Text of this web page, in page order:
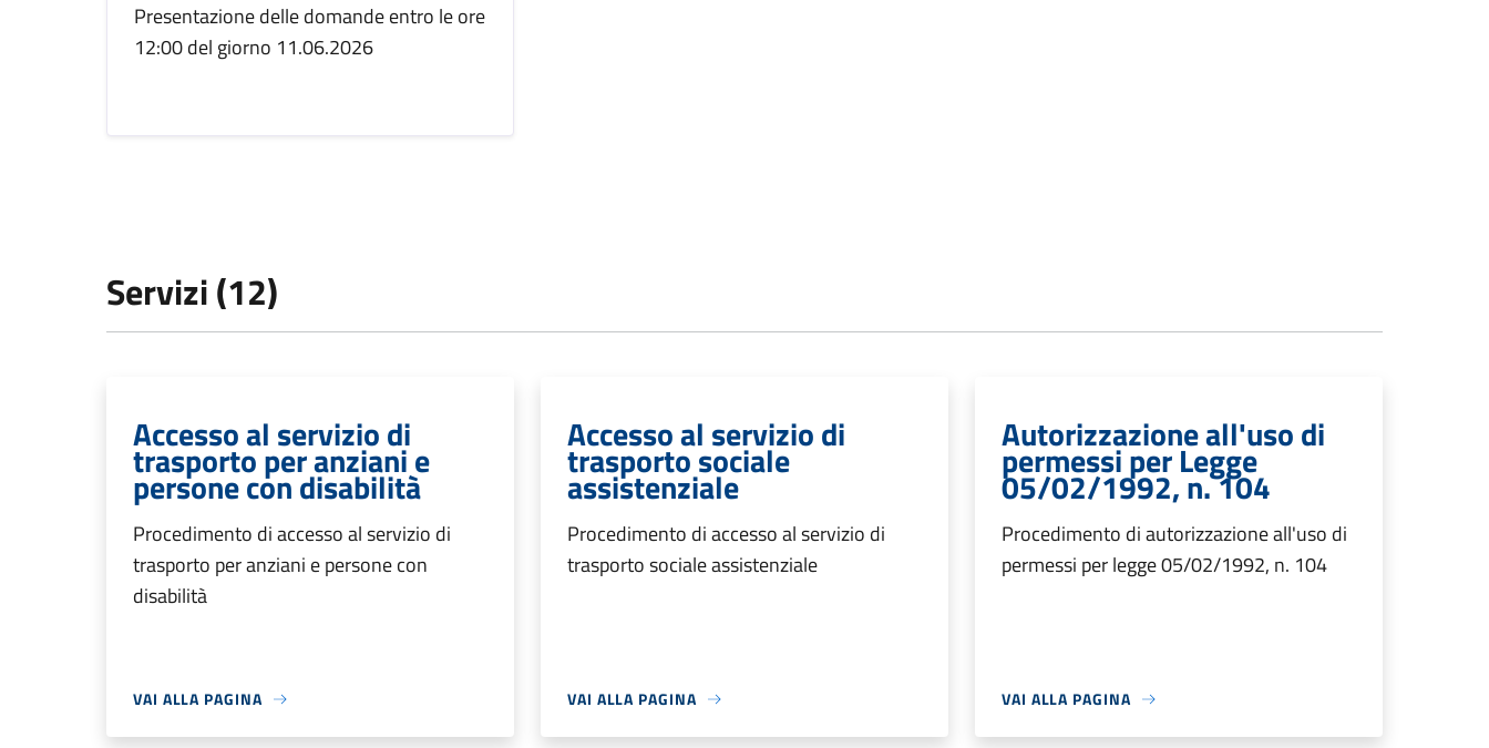
Presentazione delle domande entro le ore
12:00 del giorno 11.06.2026
Servizi (12)
Accesso al servizio di
trasporto per anziani e
persone con disabilità
Procedimento di accesso al servizio di
trasporto per anziani e persone con
disabilità
VAI ALLA PAGINA
Accesso al servizio di
trasporto sociale
assistenziale
Procedimento di accesso al servizio di
trasporto sociale assistenziale
VAI ALLA PAGINA
Autorizzazione all'uso di
permessi per Legge
05/02/1992, n. 104
Procedimento di autorizzazione all'uso di
permessi per legge 05/02/1992, n. 104
VAI ALLA PAGINA